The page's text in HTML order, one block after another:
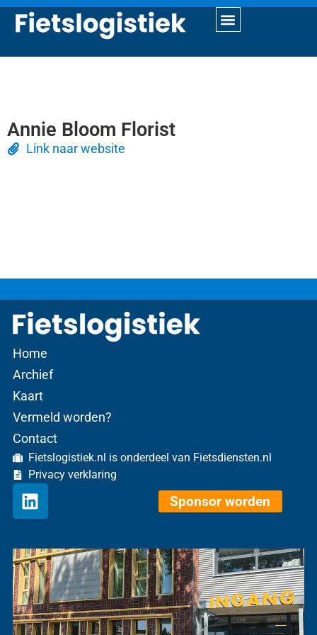
Annie Bloom Florist
Link naar website
Home
Archief
Kaart
Vermeld worden?
Contact
Fietslogistiek.nl is onderdeel van Fietsdiensten.nl
Privacy verklaring
Sponsor worden